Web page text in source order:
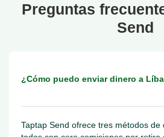
Preguntas
Send
¿Cómo puedo enviar dinero a
Taptap Send ofrece tres métodos de